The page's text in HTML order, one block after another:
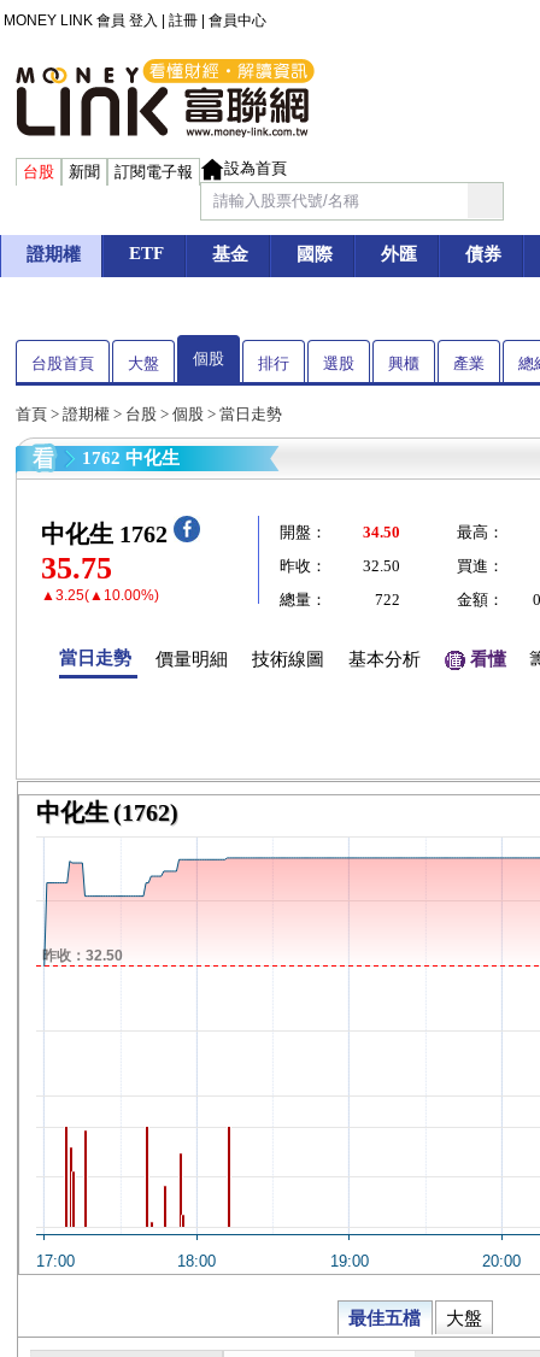
MONEY LINK 會員 登入 註冊 會員中心
台股 新聞 訂閱電子報 設為首頁
證期權 ETF 基金 國際 外匯 債券
台股首頁 大盤 個股 排行 選股 興櫃 產業 總
首頁 > 證期權 > 台股 > 個股 > 當日走勢
1762 中化生
中化生 1762
35.75
▲3.25(▲10.00%)
開盤： 34.50
最高：
昨收：
32.50
買進：
總量：
722 金額：
當日走勢 價量明細 技術線圖 基本分析 看懂